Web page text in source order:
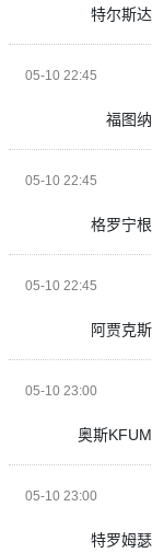
特尔斯达
05-10 22:45
福图纳
05-10 22:45
格罗宁根
05-10 22:45
阿贾克斯
05-10 23:00
奥斯KFUM
05-10 23:00
特罗姆瑟